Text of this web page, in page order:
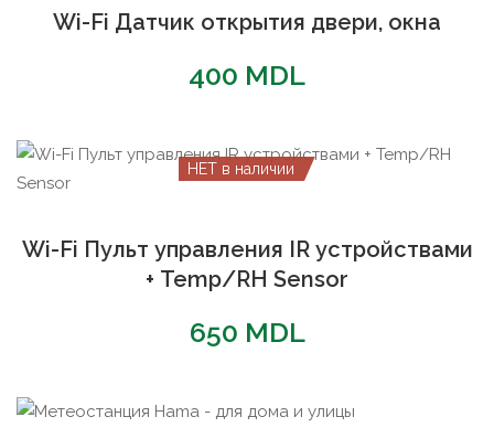
Wi-Fi Датчик открытия двери, окна
400 MDL
НЕТ в наличии
Wi-Fi Пульт управления IR устройствами
+ Temp/RH Sensor
650 MDL